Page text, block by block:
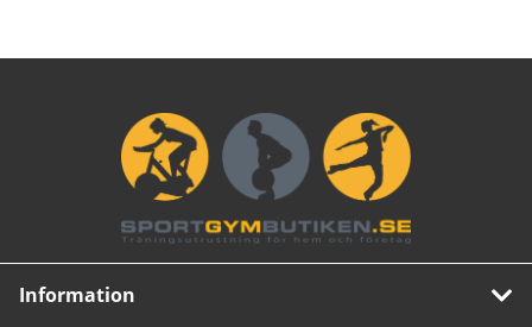
Information